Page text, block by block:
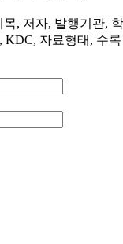
, 저자, 발행기관,
KDC, 자료형태, 수